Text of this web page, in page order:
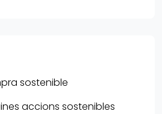
sostenible
accions sostenibles